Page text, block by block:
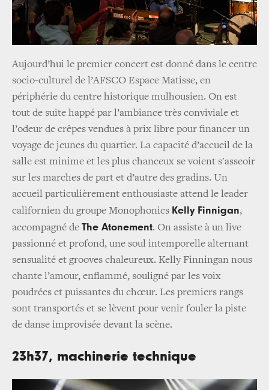
Aujourd’hui le premier concert est donné dans le centre
socio-culturel de l’AFSCO Espace Matisse, en
périphérie du centre historique mulhousien. On est
tout de suite happé par l’ambiance très conviviale et
l’odeur de crêpes vendues à prix libre pour financer un
voyage de jeunes du quartier. La capacité d’accueil de la
salle est minime et les plus chanceux se voient s'asseoir
sur les marches de part et d’autre des gradins. Un
accueil particulièrement enthousiaste attend le leader
californien du groupe Monophonics Kelly Finnigan,
accompagné de The Atonement. On assiste à un live
passionné et profond, une soul intemporelle alternant
sensualité et grooves chaleureux. Kelly Finningan nous
chante l’amour, enflammé, souligné par les voix
poudrées et puissantes du chœur. Les premiers rangs
sont transportés et se lèvent pour venir fouler la piste
de danse improvisée devant la scène.
23h37, machinerie technique